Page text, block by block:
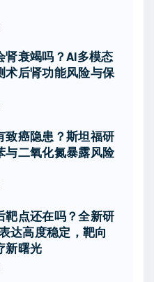
肾衰竭吗？AI多模态
术后肾功能风险与保
致癌隐患？斯坦福研
与二氧化氮暴露风险
靶点还在吗？全新研
达高度稳定，靶向
新曙光